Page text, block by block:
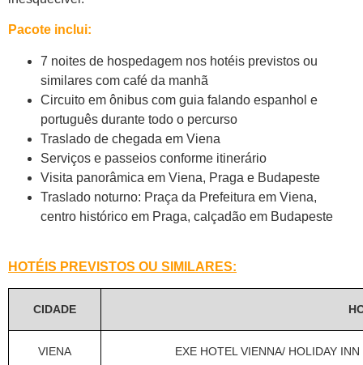
Pacote inclui:
7 noites de hospedagem nos hotéis previstos ou
similares com café da manhã
Circuito em ônibus com guia falando espanhol e
português durante todo o percurso
Traslado de chegada em Viena
Serviços e passeios conforme itinerário
Visita panorâmica em Viena, Praga e Budapeste
Traslado noturno: Praça da Prefeitura em Viena,
centro histórico em Praga, calçadão em Budapeste
HOTÉIS PREVISTOS OU SIMILARES:
CIDADE
VIENA EXE HOTEL VIENNA/ HOLIDAY